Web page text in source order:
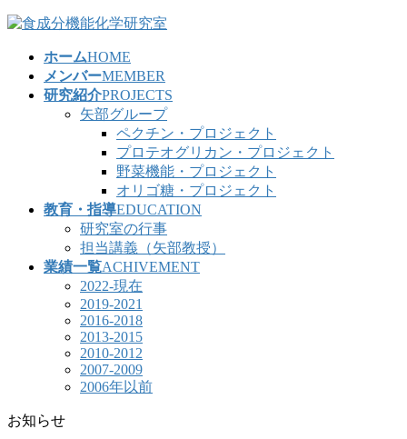
コ
ナ
ホームHOME
メンバーMEMBER
研究紹介PROJECTS
矢部グループ
ペクチン・プロジェクト
プロテオグリカン・プロジェクト
野菜機能・プロジェクト
オリゴ糖・プロジェクト
教育・指導EDUCATION
研究室の行事
担当講義（矢部教授）
業績一覧ACHIVEMENT
2022-現在
2019-2021
2016-2018
2013-2015
2010-2012
2007-2009
2006年以前
お知らせ